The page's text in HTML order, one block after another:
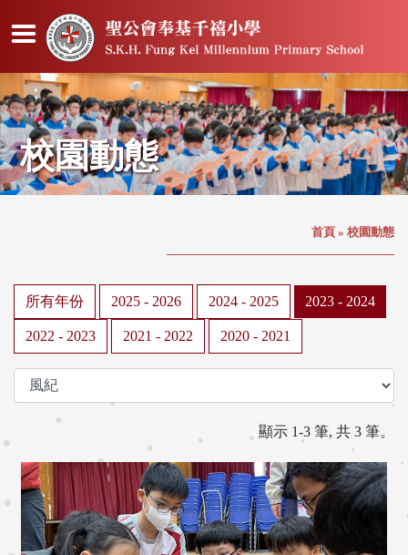
校園動態
首頁 » 校園動態
所有年份 2025 - 2026 2024 - 2025 2023 - 2024
2022 - 2023 2021 - 2022 2020 - 2021
顯示 1-3 筆, 共 3 筆。